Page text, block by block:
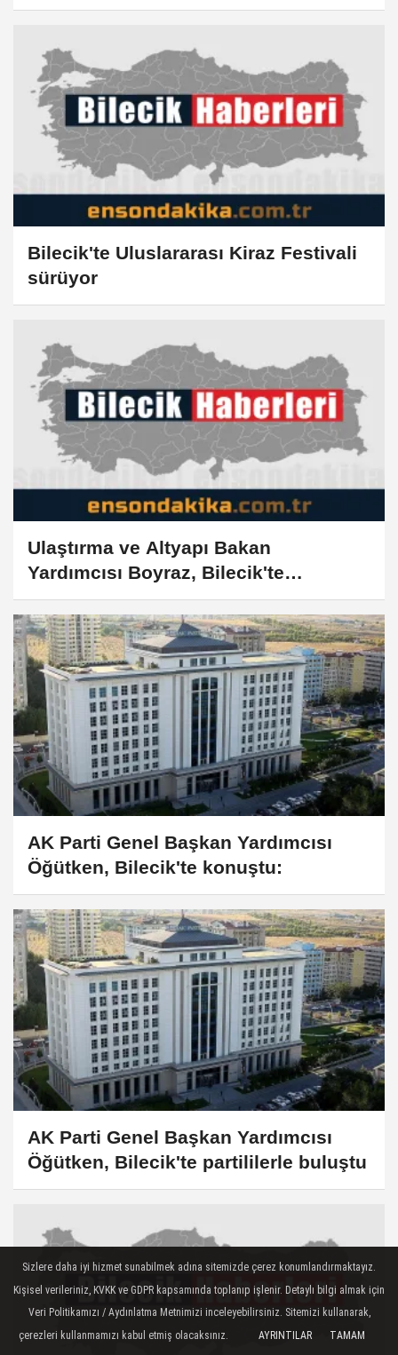
Bilecik'te Uluslararası Kiraz Festivali
sürüyor
Ulaştırma ve Altyapı Bakan
Yardımcısı Boyraz, Bilecik'te
üniversite öğrencileriyle buluştu
AK Parti Genel Başkan Yardımcısı
Öğütken, Bilecik'te konuştu:
AK Parti Genel Başkan Yardımcısı
Öğütken, Bilecik'te partililerle buluştu
Sizlere daha iyi hizmet sunabilmek adına sitemizde çerez konumlandırmaktayız.
Kişisel verileriniz, KVKK ve GDPR kapsamında toplanıp işlenir. Detaylı bilgi almak için
Veri Politikamızı / Aydınlatma Metnimizi inceleyebilirsiniz. Sitemizi kullanarak,
çerezleri kullanmamızı kabul etmiş olacaksınız.
AYRINTILAR TAMAM